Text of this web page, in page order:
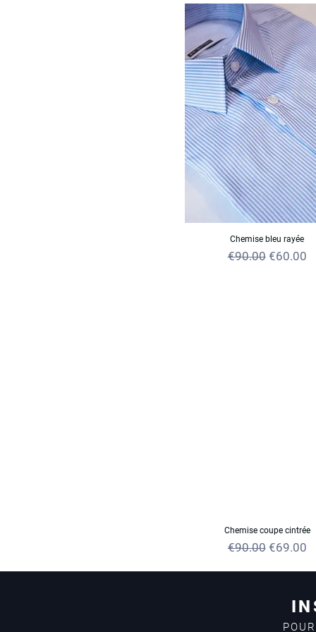
Chemise bleu rayée
Regular Price
€90.00 Sale Price
€60.00
Chemise coupe cintrée
Regular Price
€90.00 Sale Price
€69.00